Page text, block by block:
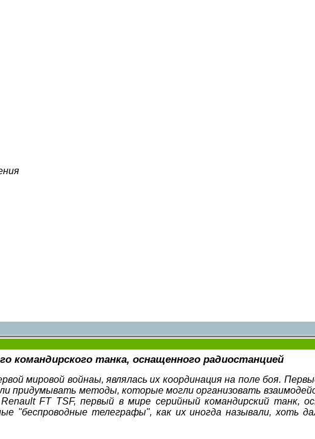
командирского танка, оснащенного радиостанцией
мировой войнаы, являлась их координация на поле боя.
придумывать методы, которые могли организовать
FT TSF, первый в мире серийный командирский танк,
"беспроводные телеграфы", как их иногда называли, хоть